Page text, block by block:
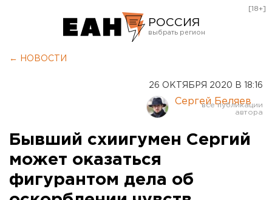
РОССИЯ
Курган
Оренбург
[18+]
← НОВОСТИ
26 ОКТЯБРЯ 2020 В 18:16
Сергей Беляев
Бывший схиигумен Сергий
может оказаться
фигурантом дела об